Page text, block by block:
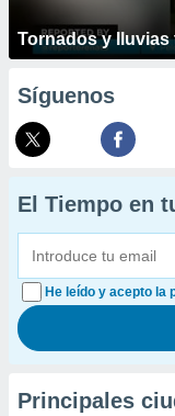
Tornados y lluvias
Síguenos
El Tiempo en
He leído y acepto la
Principales